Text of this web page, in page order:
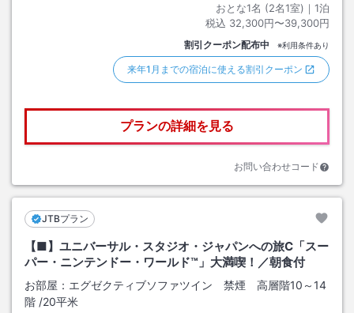
おとな1名 (2名1室)｜ 1泊
税込 32,300円〜39,300円
割引クーポン配布中 ※利用条件あり
来年1月までの宿泊に使える割引クーポン
プランの詳細を見る
お問い合わせコード
JTBプラン
【■】ユニバーサル・スタジオ・ジャパンへの旅C「スー
パー・ニンテンドー・ワールド™」大満喫！／朝食付
お部屋： エグゼクティブソファツイン 禁煙 高層階10～14
階 /20平米